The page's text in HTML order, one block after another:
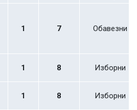
1 7 Обавезни
1 8 Изборни
1 8 Изборни